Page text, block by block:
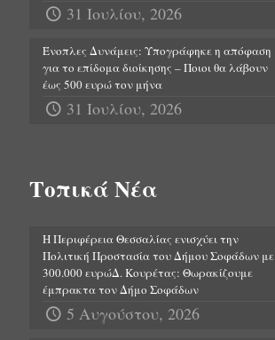
31 Ιουλίου, 2026
Ένοπλες Δυνάμεις: Υπογράφηκε η απόφαση
για το επίδομα διοίκησης – Ποιοι θα λάβουν
έως 500 ευρώ τον μήνα
31 Ιουλίου, 2026
Τοπικά Νέα
Η Περιφέρεια Θεσσαλίας ενισχύει την
Πολιτική Προστασία του Δήμου Σοφάδων με
300.000 ευρώΔ. Κουρέτας: Θωρακίζουμε
έμπρακτα τον Δήμο Σοφάδων
5 Αυγούστου, 2026